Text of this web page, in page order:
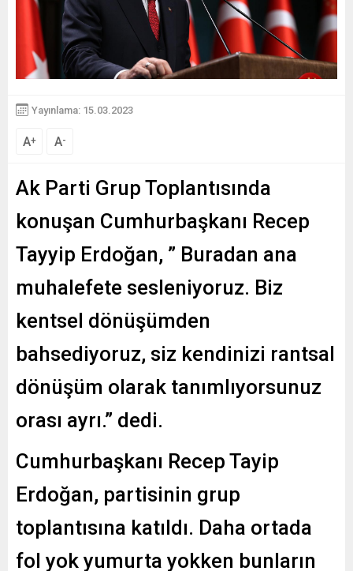
Yayınlama: 15.03.2023
A+ A-
Ak Parti Grup Toplantısında
konuşan Cumhurbaşkanı Recep
Tayyip Erdoğan, ” Buradan ana
muhalefete sesleniyoruz. Biz
kentsel dönüşümden
bahsediyoruz, siz kendinizi rantsal
dönüşüm olarak tanımlıyorsunuz
orası ayrı.” dedi.
Cumhurbaşkanı Recep Tayip
Erdoğan, partisinin grup
toplantısına katıldı. Daha ortada
fol yok yumurta yokken bunların